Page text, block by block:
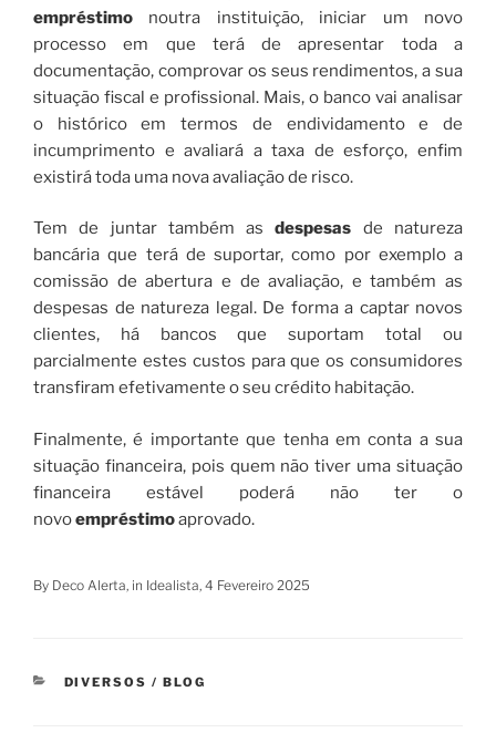
empréstimo noutra instituição, iniciar um novo
processo em que terá de apresentar toda a
documentação, comprovar os seus rendimentos, a sua
situação fiscal e profissional. Mais, o banco vai analisar
o histórico em termos de endividamento e de
incumprimento e avaliará a taxa de esforço, enfim
existirá toda uma nova avaliação de risco.
Tem de juntar também asdespesas de natureza
bancária que terá de suportar, como por exemplo a
comissão de abertura e de avaliação, e também as
despesas de natureza legal. De forma a captar novos
clientes, há bancos que suportam total ou
parcialmente estes custos para que os consumidores
transfiram efetivamente o seu crédito habitação.
Finalmente, é importante que tenha em conta a sua
situação financeira, pois quem não tiver uma situação
financeira estável poderá não ter o
novoempréstimoaprovado.
By Deco Alerta, in Idealista, 4 Fevereiro 2025
CATEGORIAS
DIVERSOS / BLOG